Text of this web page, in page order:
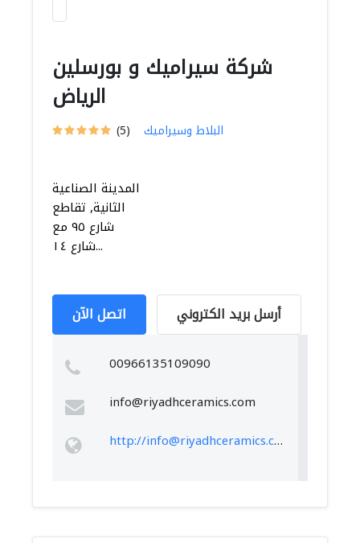
شركة سيراميك و بورسلين
الرياض
(5) البلاط وسيراميك
المدينة الصناعية
الثانية, تقاطع
شارع ٩٥ مع
شارع ١٤...
اتصل الآن أرسل بريد الكتروني
00966135109090
info@riyadhceramics.com
http://info@riyadhceramics.com